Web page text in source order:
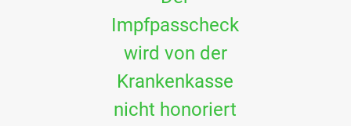
Impfpasscheck
wird von der
Krankenkasse
nicht honoriert